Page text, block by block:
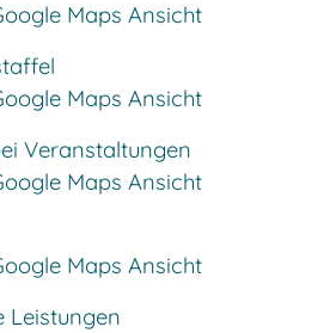
Maps Ansicht
Maps Ansicht
Veranstaltungen
Maps Ansicht
Maps Ansicht
Leistungen